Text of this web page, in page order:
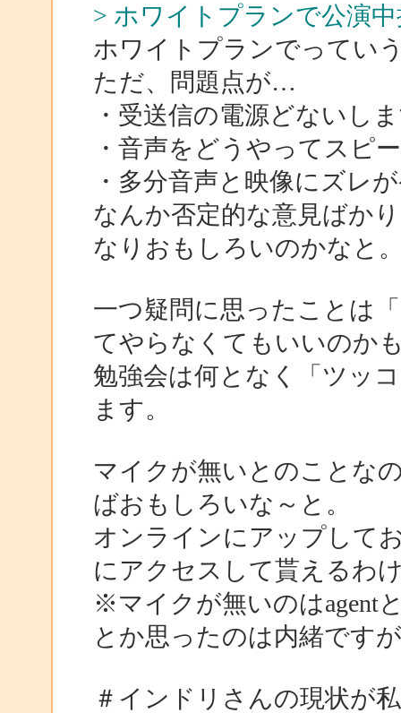
> ホワイトプランで公演
ホワイトプランでってい
ただ、問題点が…
・受送信の電源どないし
・音声をどうやってスピ
・多分音声と映像にズレ
なんか否定的な意見ばか
なりおもしろいのかなと
一つ疑問に思ったことは
てやらなくてもいいのか
勉強会は何となく「ツッ
ます。
マイクが無いとのことな
ばおもしろいな～と。
オンラインにアップして
にアクセスして貰えるわ
※マイクが無いのはagent
とか思ったのは内緒です
＃インドリさんの現状が